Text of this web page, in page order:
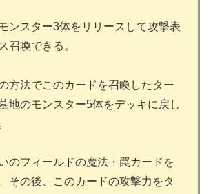
ンスター3体をリリースして攻撃表
召喚できる。
方法でこのカードを召喚したター
地のモンスター5体をデッキに戻し
のフィールドの魔法・罠カードを
その後、このカードの攻撃力をタ